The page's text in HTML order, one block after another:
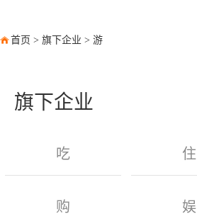
首页 > 旗下企业 > 游
旗下企业
吃 住
购 娱